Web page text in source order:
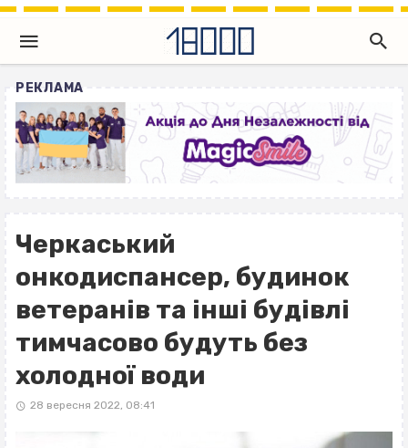
РЕКЛАМА
Черкаський
онкодиспансер, будинок
ветеранів та інші будівлі
тимчасово будуть без
холодної води
28 вересня 2022, 08:41